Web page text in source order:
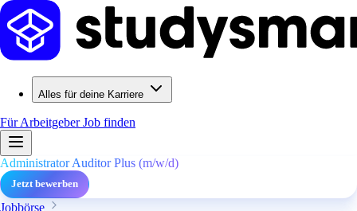
Alles für deine Karriere
Für ArbeitgeberJob finden
Administrator Auditor Plus (m/w/d)
Jetzt bewerben
Jobbörse